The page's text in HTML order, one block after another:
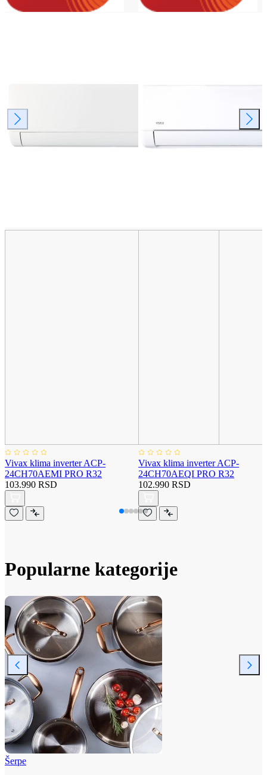
Vivax klima inverter ACP-
24CH70AEMI PRO R32
103.990 RSD
Vivax klima inverter ACP-
24CH70AEQI PRO R32
102.990 RSD
Popularne kategorije
Šerpe